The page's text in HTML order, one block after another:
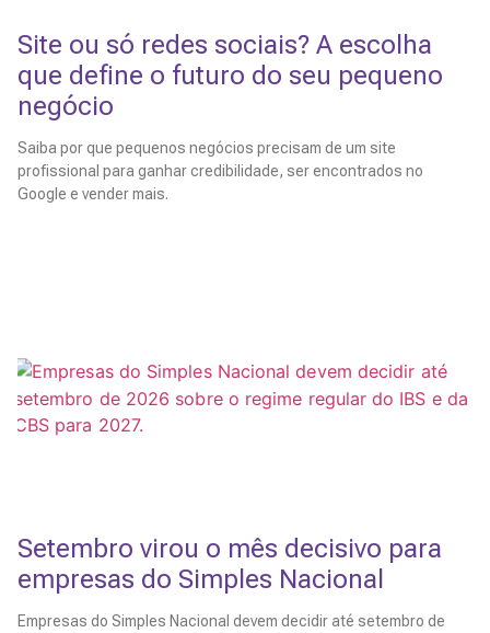
Site ou só redes sociais? A escolha
que define o futuro do seu pequeno
negócio
Saiba por que pequenos negócios precisam de um site
profissional para ganhar credibilidade, ser encontrados no
Google e vender mais.
Setembro virou o mês decisivo para
empresas do Simples Nacional
Empresas do Simples Nacional devem decidir até setembro de